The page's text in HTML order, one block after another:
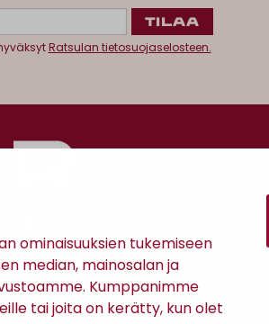
ominaisuuksien tukemiseen
median, mainosalan ja
Kumppanimme
tai joita on kerätty, kun olet
Ratsulan tietosuojaselosteen.
17, 28100 Pori